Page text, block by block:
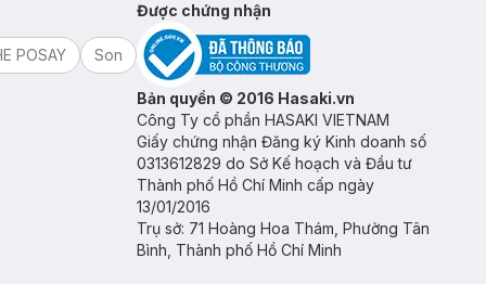
POSAY
Son
Được chứng nhận
Bản quyền © 2016 Hasaki.vn
Công Ty cổ phần HASAKI VIETNAM
Giấy chứng nhận Đăng ký Kinh doanh số
0313612829 do Sở Kế hoạch và Đầu tư
Thành phố Hồ Chí Minh cấp ngày
13/01/2016
Trụ sở: 71 Hoàng Hoa Thám, Phường Tân
Bình, Thành phố Hồ Chí Minh